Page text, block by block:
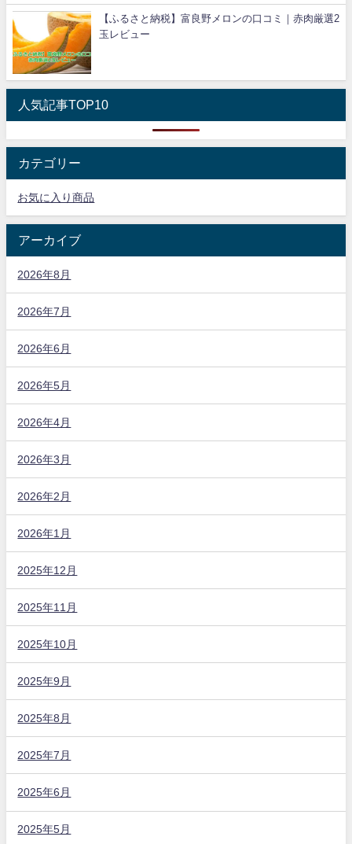
【ふるさと納税】富良野メロンの口コミ｜赤肉厳選2
玉レビュー
人気記事TOP10
カテゴリー
お気に入り商品
アーカイブ
2026年8月
2026年7月
2026年6月
2026年5月
2026年4月
2026年3月
2026年2月
2026年1月
2025年12月
2025年11月
2025年10月
2025年9月
2025年8月
2025年7月
2025年6月
2025年5月